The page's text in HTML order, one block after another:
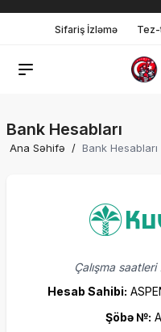
Sifariş İzləmə Tez-
Bank Hesabları
Ana Səhifə / Bank Hesabları
Çalışma
Hesab Sahibi:
Şöbə №: